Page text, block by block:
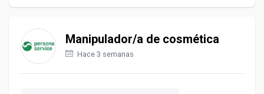
Manipulador/a de cosmética
Hace 3 semanas